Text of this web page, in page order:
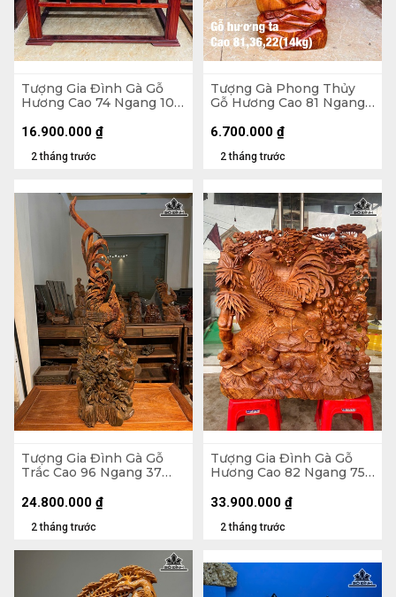
Tượng Gia Đình Gà Gỗ
Hương Cao 74 Ngang 105
125 Ngang 109 Sâu 58
2 tháng trước
16.900.000 ₫
Tượng Gà Phong Thủy
Gỗ Hương Cao 81 Ngang
2 tháng trước
6.700.000 ₫
Tượng Gia Đình Gà Gỗ
Trắc Cao 96 Ngang 37
2 tháng trước
24.800.000 ₫
Tượng Gia Đình Gà Gỗ
Hương Cao 82 Ngang 75
2 tháng trước
33.900.000 ₫